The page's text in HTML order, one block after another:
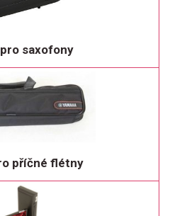
saxofony
příčné flétny